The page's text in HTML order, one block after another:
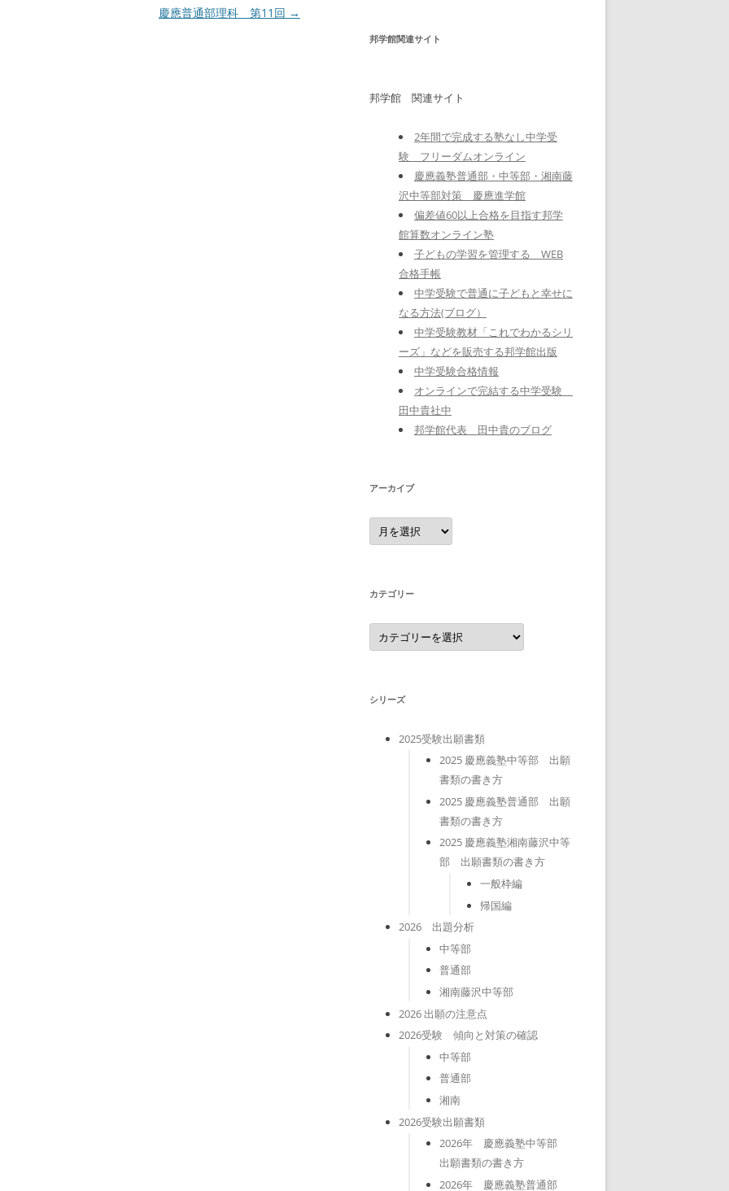
慶應普通部理科 第11回 →
邦学館関連サイト
邦学館 関連サイト
2年間で完成する塾なし中学受
験 フリーダムオンライン
慶應義塾普通部・中等部・湘南藤
沢中等部対策 慶應進学館
偏差値60以上合格を目指す邦学
館算数オンライン塾
子どもの学習を管理する WEB
合格手帳
中学受験で普通に子どもと幸せに
なる方法(ブログ）
中学受験教材「これでわかるシリ
ーズ」などを販売する邦学館出版
中学受験合格情報
オンラインで完結する中学受験
田中貴社中
邦学館代表 田中貴のブログ
アーカイブ
ア
ー
カ
カテゴリー
カ
テ
ゴ
シリーズ
2025受験出願書類
2025 慶應義塾中等部 出願
書類の書き方
2025 慶應義塾普通部 出願
書類の書き方
2025 慶應義塾湘南藤沢中等
部 出願書類の書き方
一般枠編
帰国編
2026 出題分析
中等部
普通部
湘南藤沢中等部
2026 出願の注意点
2026受験 傾向と対策の確認
中等部
普通部
湘南
2026受験出願書類
2026年 慶應義塾中等部
出願書類の書き方
2026年 慶應義塾普通部